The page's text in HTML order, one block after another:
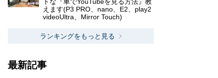
えます(P3 PRO、nano、E2、play2
videoUltra、Mirror Touch)
ランキングをもっと見る
最新記事